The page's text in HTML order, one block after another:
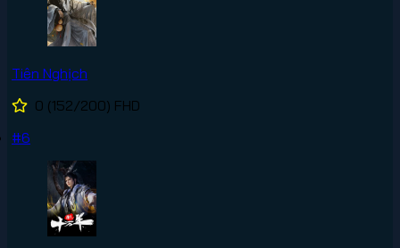
Tiên Nghịch
0 (152/200) FHD
#6